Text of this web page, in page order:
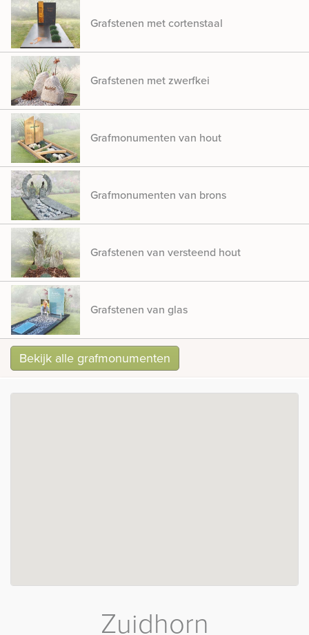
Grafstenen met cortenstaal
Grafstenen met zwerfkei
Grafmonumenten van hout
Grafmonumenten van brons
Grafstenen van versteend hout
Grafstenen van glas
Bekijk alle grafmonumenten
Zuidhorn